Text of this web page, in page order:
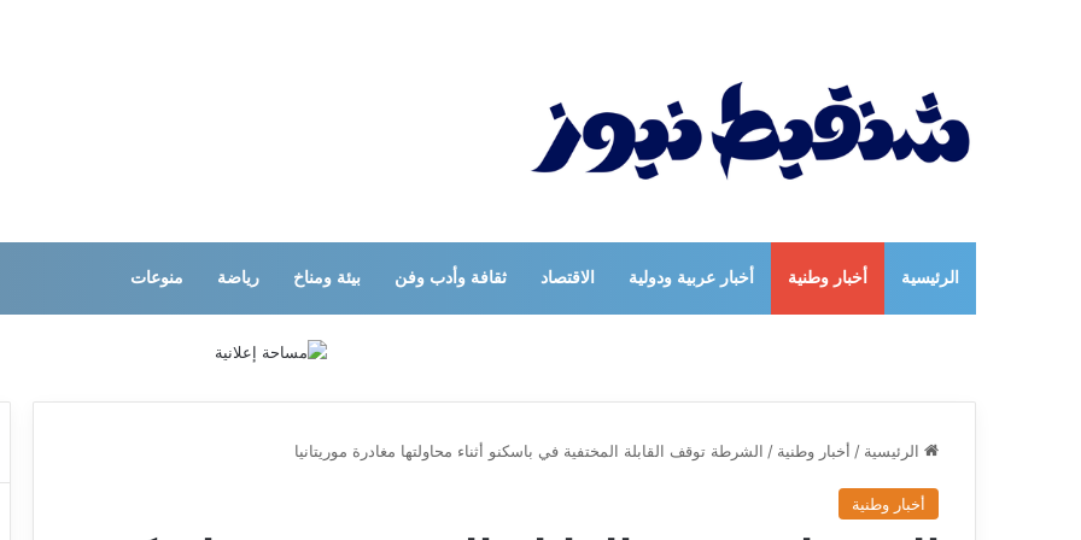
الرئيسية أخبار وطنية أخبار عربية ودولية الاقتصاد ثقافة وأدب وفن بيئة ومناخ رياضة منوعات
الرئيسية / أخبار وطنية / الشرطة توقف القابلة المختفية في باسكنو أثناء محاولتها مغادرة موريتانيا
أخبار وطنية